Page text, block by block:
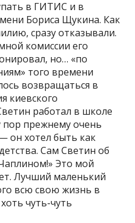
в ГИТИС и в
Бориса Щукина. Как
сразу отказывали.
комиссии его
но… «по
того времени
возвращаться в
киевского
работал в школе
прежнему очень
он хотел быть как
Сам Светин об
Это мой
Лучший маленький
всю свою жизнь в
чуть-чуть